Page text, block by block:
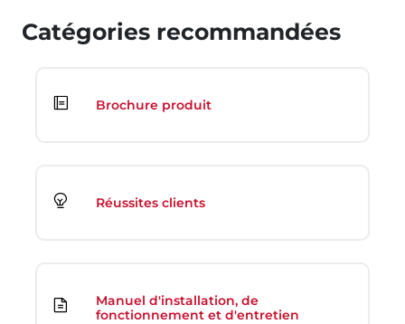
Catégories recommandées
Brochure produit
Réussites clients
Manuel d'installation, de
fonctionnement et d'entretien